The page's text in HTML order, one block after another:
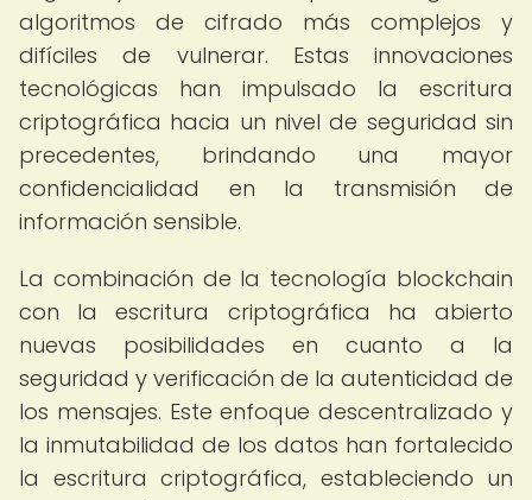
algoritmos de cifrado más complejos y
difíciles de vulnerar. Estas innovaciones
tecnológicas han impulsado la escritura
criptográfica hacia un nivel de seguridad sin
precedentes, brindando una mayor
confidencialidad en la transmisión de
información sensible.
La combinación de la tecnología blockchain
con la escritura criptográfica ha abierto
nuevas posibilidades en cuanto a la
seguridad y verificación de la autenticidad de
los mensajes. Este enfoque descentralizado y
la inmutabilidad de los datos han fortalecido
la escritura criptográfica, estableciendo un